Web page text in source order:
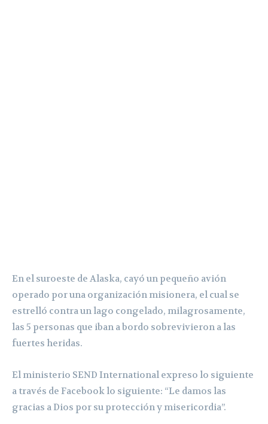
En el suroeste de Alaska, cayó un pequeño avión
operado por una organización misionera, el cual se
estrelló contra un lago congelado, milagrosamente,
las 5 personas que iban a bordo sobrevivieron a las
fuertes heridas.
El ministerio SEND International expreso lo siguiente
a través de Facebook lo siguiente: “Le damos las
gracias a Dios por su protección y misericordia”.